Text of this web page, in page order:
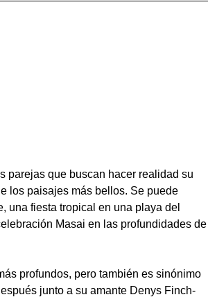
parejas que buscan hacer realidad su
los paisajes más bellos. Se puede
una fiesta tropical en una playa del
Masai en las profundidades de
profundos, pero también es sinónimo
junto a su amante Denys Finch-